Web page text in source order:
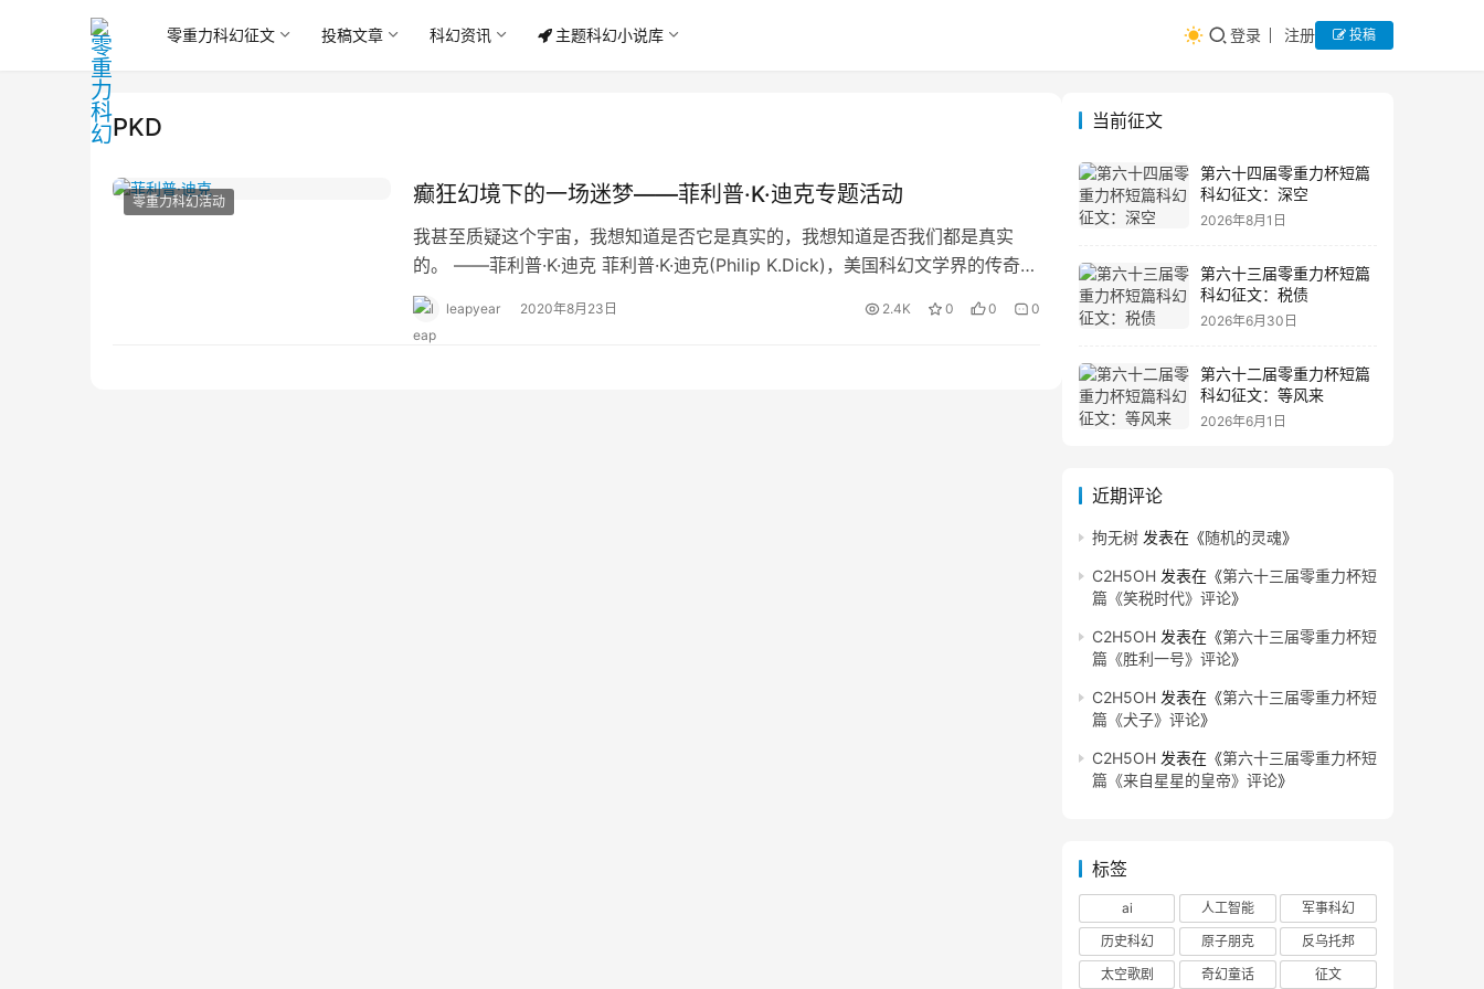
零重力科幻征文 投稿文章 科幻资讯 主题科幻小说库 登录 注册 投稿
PKD
零重力科幻活动 癫狂幻境下的一场迷梦——菲利普·K·迪克专题活动
我甚至质疑这个宇宙，我想知道是否它是真实的，我想知道是否我们都是真实
的。 ——菲利普·K·迪克 菲利普·K·迪克(Philip K.Dick)，美国科幻文学界的传奇人
物，共出版过4…
leapyear 2020年8月23日 2.4K 0 0 0
当前征文
第六十四届零重力杯短篇
科幻征文：深空
2026年8月1日
第六十三届零重力杯短篇
科幻征文：税债
2026年6月30日
第六十二届零重力杯短篇
科幻征文：等风来
2026年6月1日
近期评论
拘无树 发表在《随机的灵魂》
C2H5OH 发表在《第六十三届零重力杯短
篇《笑税时代》评论》
C2H5OH 发表在《第六十三届零重力杯短
篇《胜利一号》评论》
C2H5OH 发表在《第六十三届零重力杯短
篇《犬子》评论》
C2H5OH 发表在《第六十三届零重力杯短
篇《来自星星的皇帝》评论》
标签
ai 人工智能
军事科幻
历史科幻
原子朋克
反乌托邦
太空歌剧
奇幻童话 征文